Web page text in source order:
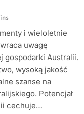
i wieloletnie
uwagę
gospodarki Australii.
wysoką jakość
szanse na
Potencjał
cechuje…